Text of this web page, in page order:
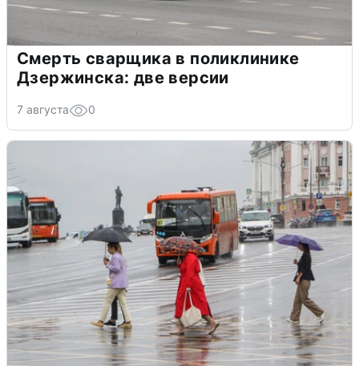
Смерть сварщика в поликлинике
Дзержинска: две версии
7 августа 0